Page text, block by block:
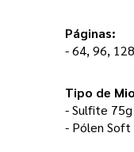
Páginas:
- 64, 96,
Tipo de
- Sulfite
- Pólen Soft